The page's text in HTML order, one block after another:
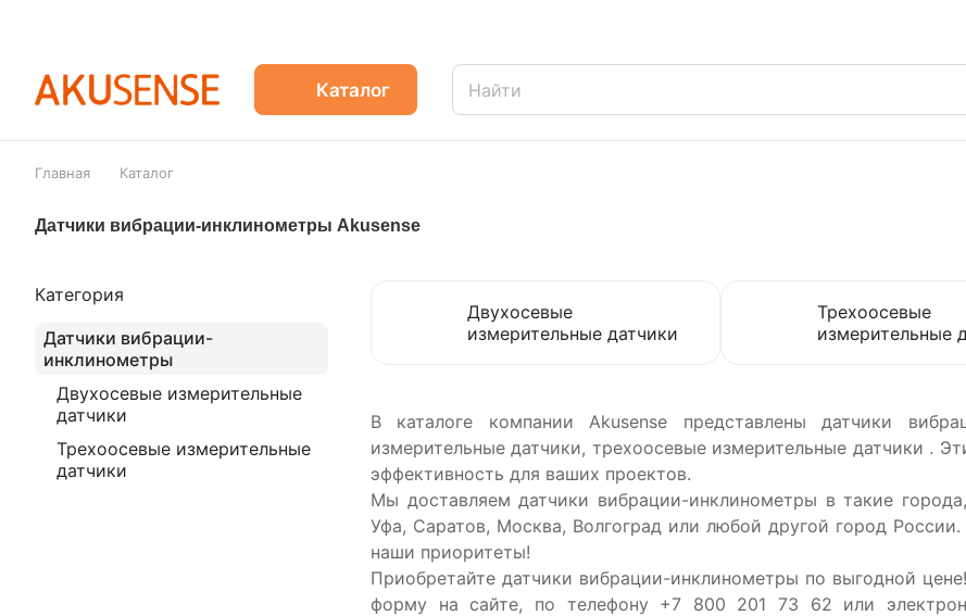
Каталог
Главная Каталог
Датчики вибрации-инклинометры Akusense
Двухосевые
измерительные датчики
Трехоосевые
измерительные
В каталоге компании Akusense представлены датчики
измерительные датчики, трехоосевые измерительные датчики .
эффективность для ваших проектов.
Мы доставляем датчики вибрации-инклинометры в такие
Уфа, Саратов, Москва, Волгоград или любой другой город
наши приоритеты!
Приобретайте датчики вибрации-инклинометры по выгодной
форму на сайте, по телефону +7 800 201 73 62 или
Категория
Датчики вибрации-
инклинометры
Двухосевые измерительные
датчики
Трехоосевые измерительные
датчики